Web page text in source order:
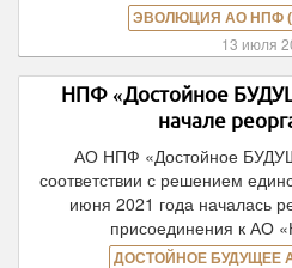
ЭВОЛЮЦИЯ АО НПФ
13 июля
НПФ «Достойное
начале
АО НПФ «Достойное
соответствии с решением
июня 2021 года началась
присоединения к АО
ДОСТОЙНОЕ БУДУЩЕЕ